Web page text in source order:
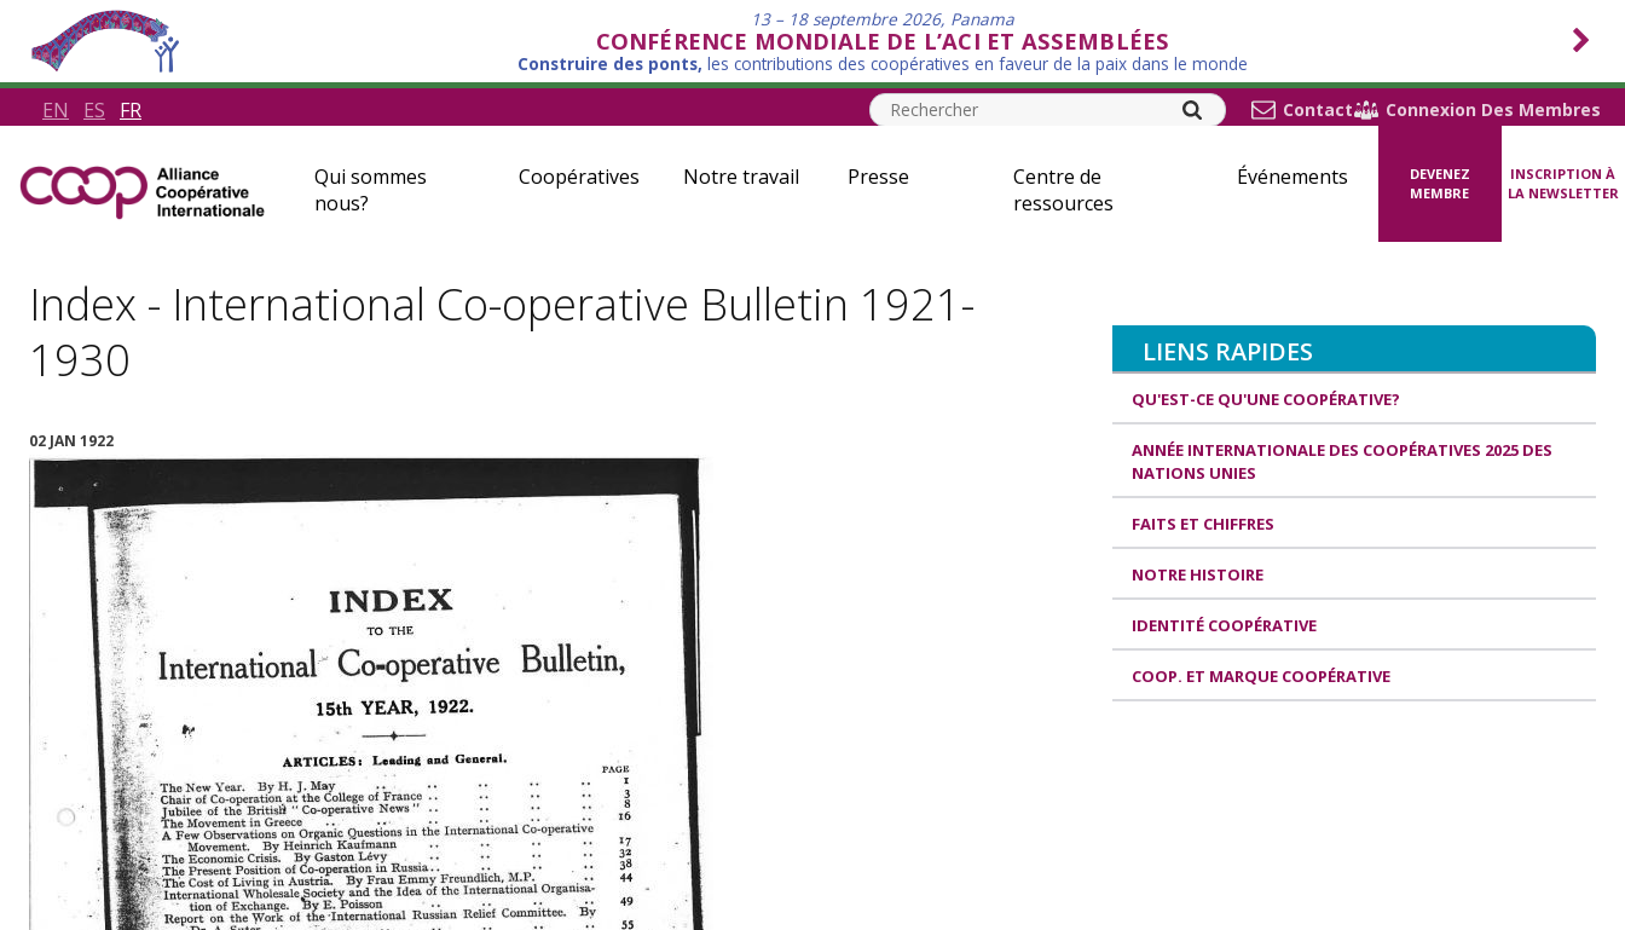
13 – 18 septembre 2026, Panama
CONFÉRENCE MONDIALE DE L’ACI ET ASSEMBLÉES
Construire des ponts, les contributions des coopératives en faveur de la paix dans le monde
EN ES FR Contact Connexion Des Membres
Qui sommes
nous?
Coopératives Notre travail Presse
Centre de
ressources
Événements
DEVENEZ
MEMBRE
INSCRIPTION À
LA NEWSLETTER
Index - International Co-operative Bulletin 1921-
1930
02 JAN 1922
LIENS RAPIDES
QU'EST-CE QU'UNE COOPÉRATIVE?
ANNÉE INTERNATIONALE DES COOPÉRATIVES 2025 DES
NATIONS UNIES
FAITS ET CHIFFRES
NOTRE HISTOIRE
IDENTITÉ COOPÉRATIVE
COOP. ET MARQUE COOPÉRATIVE